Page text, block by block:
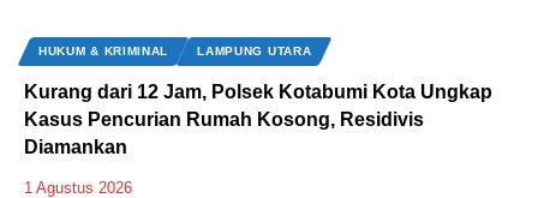
HUKUM & KRIMINAL LAMPUNG UTARA
Kurang dari 12 Jam, Polsek Kotabumi Kota Ungkap
Kasus Pencurian Rumah Kosong, Residivis
Diamankan
1 Agustus 2026